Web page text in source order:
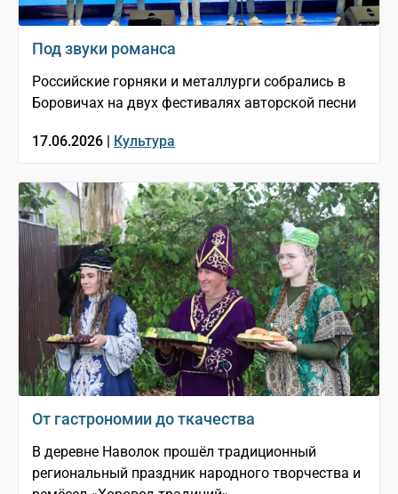
Под звуки романса
Российские горняки и металлурги собрались в
Боровичах на двух фестивалях авторской песни
17.06.2026 | Культура
От гастрономии до ткачества
В деревне Наволок прошёл традиционный
региональный праздник народного творчества и